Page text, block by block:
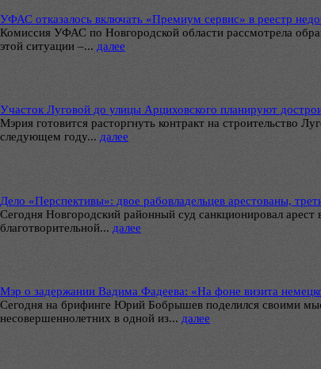
УФАС отказалось включать «Премиум сервис» в реестр
Комиссия УФАС по Новгородской области рассмотрела
этой ситуации –... далее
Участок Луговой до улицы Арциховского планируют
Мэрия готовится расторгнуть контракт на строительство
следующем году... далее
Дело «Перспективы»: двое рабовладельцев арестованы,
Сегодня Новгородский районный суд санкционировал
благотворительной... далее
Мэр о задержании Вадима Фадеева: «На фоне визита
Сегодня на брифинге Юрий Бобрышев поделился своими
несовершеннолетних в одной из... далее